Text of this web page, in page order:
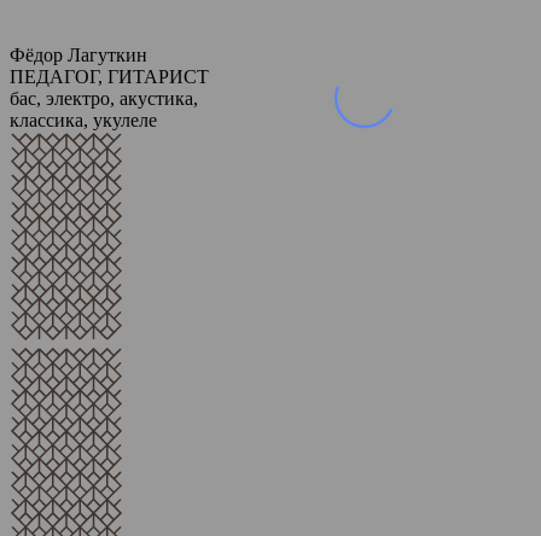
Фёдор Лагуткин
ПЕДАГОГ, ГИТАРИСТ
бас, электро, акустика,
классика, укулеле